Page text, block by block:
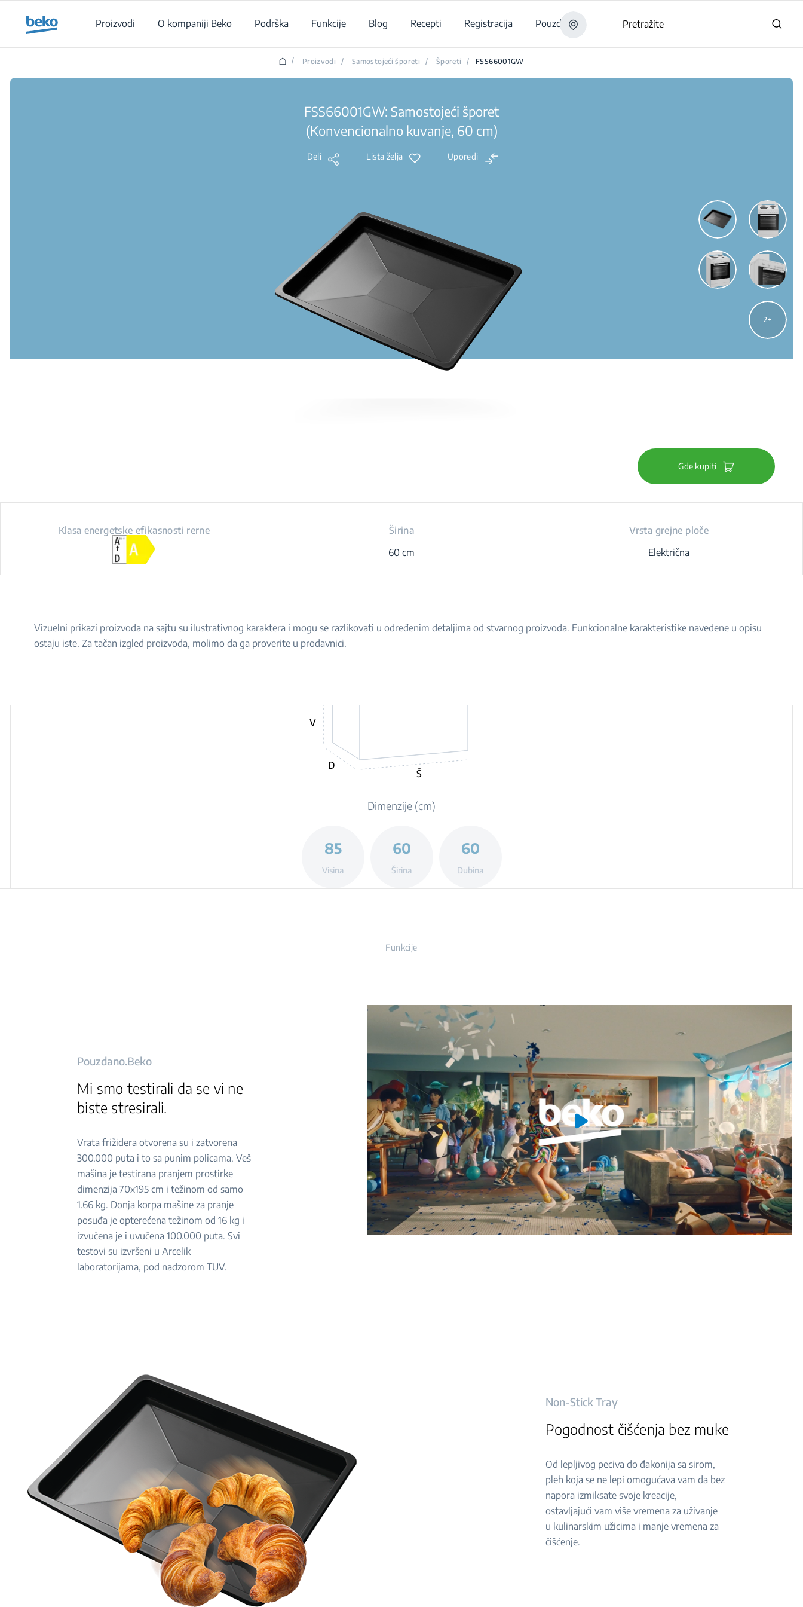
Proizvodi
O kompaniji Beko Podrška Funkcije Blog Recepti Registracija Pouzdano Pretražite
/ Proizvodi / Samostojeći šporeti / Šporeti / FSS66001GW
FSS66001GW: Samostojeći šporet
(Konvencionalno kuvanje, 60 cm)
Deli Lista želja Uporedi
2
Gde kupiti
Klasa energetske efikasnosti rerne
Širina
60 cm
Vrsta grejne ploče
Električna
Vizuelni prikazi proizvoda na sajtu su ilustrativnog karaktera i mogu se razlikovati u određenim detaljima od stvarnog proizvoda. Funkcionalne karakteristike navedene u opisu
ostaju iste. Za tačan izgled proizvoda, molimo da ga proverite u prodavnici.
V
D
Š
Dimenzije (cm)
85
Visina
60
Širina
60
Dubina
Funkcije
Pouzdano.Beko
Mi smo testirali da se vi ne
biste stresirali.
Vrata frižidera otvorena su i zatvorena
300.000 puta i to sa punim policama. Veš
mašina je testirana pranjem prostirke
dimenzija 70x195 cm i težinom od samo
1.66 kg. Donja korpa mašine za pranje
posuđa je opterećena težinom od 16 kg i
izvučena je i uvučena 100.000 puta. Svi
testovi su izvršeni u Arcelik
laboratorijama, pod nadzorom TUV.
Non-Stick Tray
Pogodnost čišćenja bez muke
Od lepljivog peciva do đakonija sa sirom,
pleh koja se ne lepi omogućava vam da bez
napora izmiksate svoje kreacije,
ostavljajući vam više vremena za uživanje
u kulinarskim užicima i manje vremena za
čišćenje.